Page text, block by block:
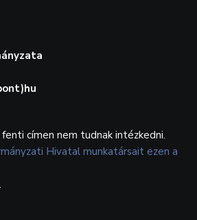
fenti címen nem tudnak intézkedni.
Hivatal munkatársait ezen a